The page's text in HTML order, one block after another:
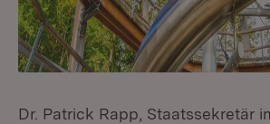
Dr. Patrick Rapp, Staatssekretär